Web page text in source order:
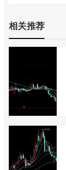
相关推荐